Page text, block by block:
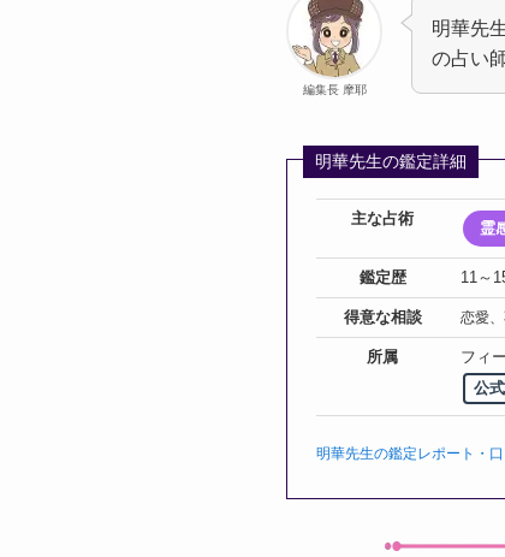
編集長 摩耶
明華先
の占い
明華先生の鑑定詳細
主な占術
霊
鑑定歴 11～
得意な相談 恋愛
所属
フィ
公
明華先生の鑑定レポート・